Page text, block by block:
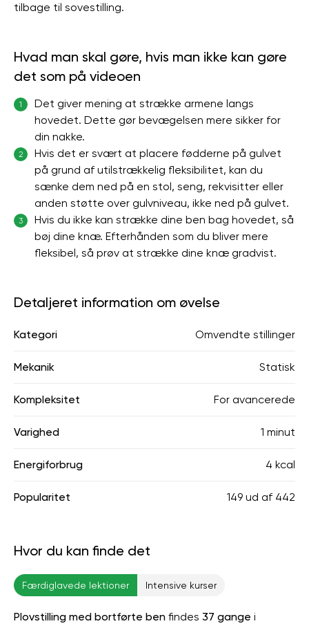
tilbage til sovestilling.
Hvad man skal gøre, hvis man ikke kan gøre
det som på videoen
1
Det giver mening at strække armene langs
hovedet. Dette gør bevægelsen mere sikker for
din nakke.
2
Hvis det er svært at placere fødderne på gulvet
på grund af utilstrækkelig fleksibilitet, kan du
sænke dem ned på en stol, seng, rekvisitter eller
anden støtte over gulvniveau, ikke ned på gulvet.
3
Hvis du ikke kan strække dine ben bag hovedet, så
bøj dine knæ. Efterhånden som du bliver mere
fleksibel, så prøv at strække dine knæ gradvist.
Detaljeret information om øvelse
Kategori Omvendte stillinger
Mekanik Statisk
Kompleksitet For avancerede
Varighed 1 minut
Energiforbrug 4 kcal
Popularitet 149 ud af 442
Hvor du kan finde det
Færdiglavede lektioner Intensive kurser
Plovstilling med bortførte ben findes 37 gange i